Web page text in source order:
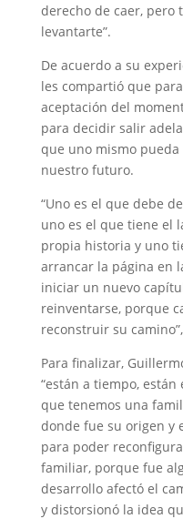
derecho de caer, pero
levantarte”.
De acuerdo a su
les compartió que
aceptación del
para decidir salir
que uno mismo
nuestro futuro.
“Uno es el que debe
uno es el que tiene el
propia historia y uno
arrancar la página en
iniciar un nuevo
reinventarse, porque
reconstruir su
Para finalizar,
“están a tiempo,
que tenemos una
donde fue su origen y
para poder
familiar, porque fue
desarrollo afectó el
y distorsionó la idea